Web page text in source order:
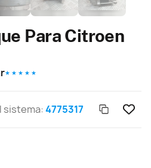
Para Citroen
★ ★ ★ ★ ★
sistema:4775317